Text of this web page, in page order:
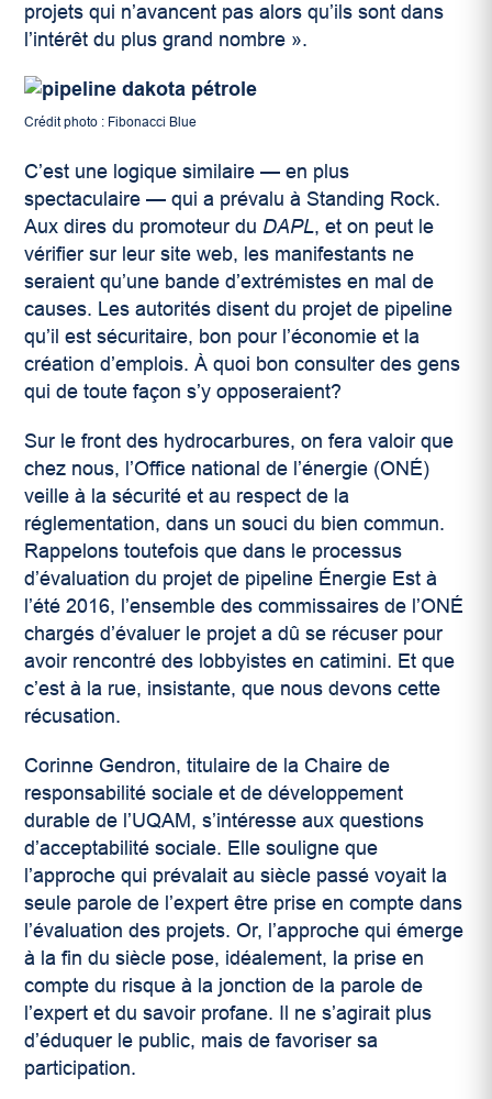
projets qui n’avancent pas alors qu’ils sont dans
l’intérêt du plus grand nombre ».
Crédit photo : Fibonacci Blue
C’est une logique similaire — en plus
spectaculaire — qui a prévalu à Standing Rock.
Aux dires du promoteur duDAPL, et on peut le
vérifier sur leur site web, les manifestants ne
seraient qu’une bande d’extrémistes en mal de
causes. Les autorités disent du projet de pipeline
qu’il est sécuritaire, bon pour l’économie et la
création d’emplois. À quoi bon consulter des gens
qui de toute façon s’y opposeraient?
Sur le front des hydrocarbures, on fera valoir que
chez nous, l’Office national de l’énergie (ONÉ)
veille à la sécurité et au respect de la
réglementation, dans un souci du bien commun.
Rappelons toutefois que dans le processus
d’évaluation du projet de pipeline Énergie Est à
l’été 2016, l’ensemble des commissaires de l’ONÉ
chargés d’évaluer le projet a dû se récuser pour
avoir rencontré des lobbyistes en catimini. Et que
c’est à la rue, insistante, que nous devons cette
récusation.
Corinne Gendron, titulaire de la Chaire de
responsabilité sociale et de développement
durable de l’UQAM, s’intéresse aux questions
d’acceptabilité sociale. Elle souligne que
l’approche qui prévalait au siècle passé voyait la
seule parole de l’expert être prise en compte dans
l’évaluation des projets. Or, l’approche qui émerge
à la fin du siècle pose, idéalement, la prise en
compte du risque à la jonction de la parole de
l’expert et du savoir profane. Il ne s’agirait plus
d’éduquer le public, mais de favoriser sa
participation.